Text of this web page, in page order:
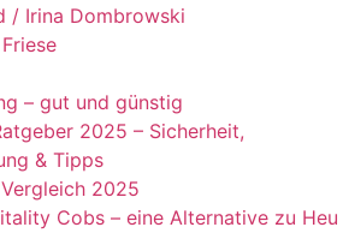
/ Irina Dombrowski
– gut und günstig
2025 – Sicherheit,
& Tipps
2025
Cobs – eine Alternative zu Heu